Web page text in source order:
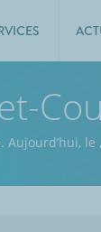
Aujourd’hui, le ,